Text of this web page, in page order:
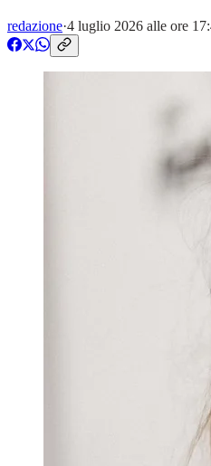
redazione·4 luglio 2026 alle ore